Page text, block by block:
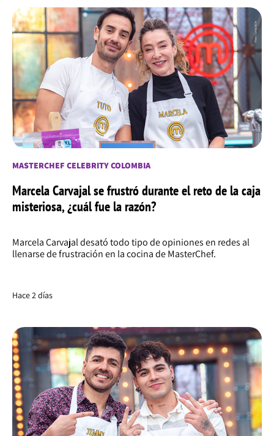
MASTERCHEF CELEBRITY COLOMBIA
Marcela Carvajal se frustró durante el reto de la caja
misteriosa, ¿cuál fue la razón?
Marcela Carvajal desató todo tipo de opiniones en redes al
llenarse de frustración en la cocina de MasterChef.
Hace 2 días